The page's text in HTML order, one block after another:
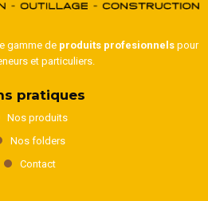
gamme de produits profesionnelspour
et particuliers.
pratiques
Nos produits
Nos folders
Contact